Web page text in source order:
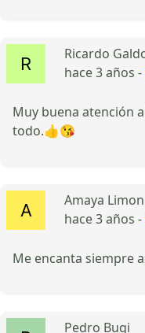
Ricardo
hace 3 años -
Muy buena atención
todo.👍😘
Amaya Limon
hace 3 años -
Me encanta siempre
Pedro Bugi